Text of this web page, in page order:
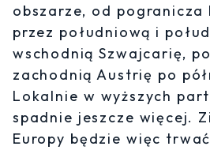
obszarze, od pogranicza
przez południową i
wschodnią Szwajcarię,
zachodnią Austrię po
Lokalnie w wyższych
spadnie jeszcze więcej.
Europy będzie więc